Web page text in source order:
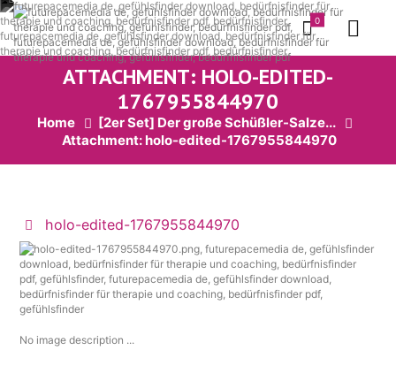
0
ATTACHMENT: HOLO-EDITED-
1767955844970
Home
[2er Set] Der große Schüßler-Salze...
Attachment: holo-edited-1767955844970
holo-edited-1767955844970
No image description ...